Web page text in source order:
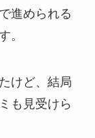
進められる
。
けど、結局
も見受けら